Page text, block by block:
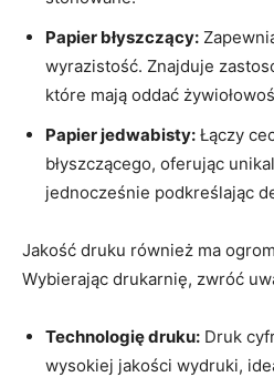
Papier błyszczący:
wyrazistość. Znajduje
które mają ⁣oddać
Papier jedwabisty: ‌Łączy
błyszczącego, oferując
jednocześnie podkreślając⁣
Jakość druku również ma
Wybierając drukarnię, zwróć
Technologię druku: Druk
wysokiej⁢ jakości wydruki,